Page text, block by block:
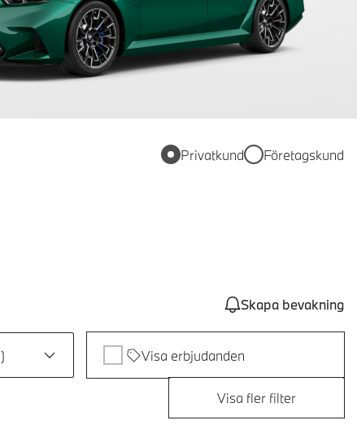
Privatkund Företagskund
Skapa bevakning
) Visa erbjudanden
Visa fler filter